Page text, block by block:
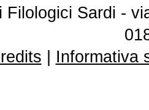
Filologici Sardi -
Informativa